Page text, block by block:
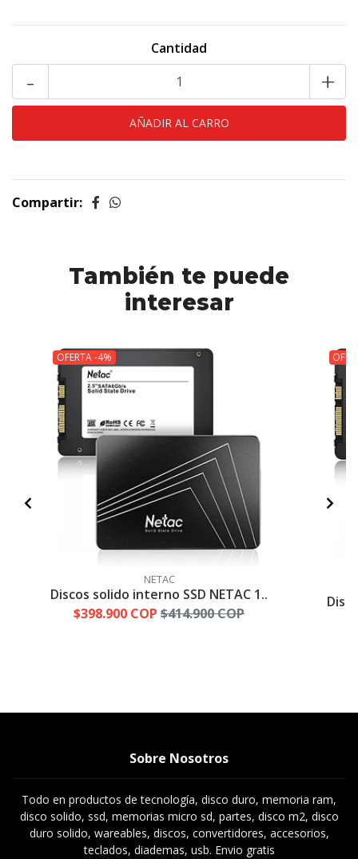
Cantidad
- +
Compartir:
También te puede
interesar
OFERTA -4%
NETAC
Discos solido interno SSD NETAC 1..
$398.900 COP $414.900 COP
Sobre Nosotros
Todo en productos de tecnología, disco duro, memoria ram,
disco solido, ssd, memorias micro sd, partes, disco m2, disco
duro solido, wareables, discos, convertidores, accesorios,
teclados, diademas, usb. Envio gratis